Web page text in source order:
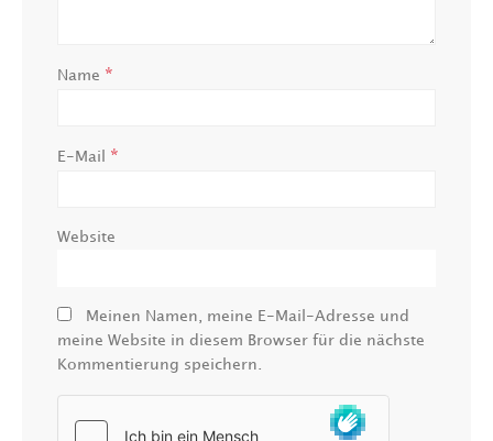
Name *
E-Mail *
Website
Meinen Namen, meine E-Mail-Adresse und
meine Website in diesem Browser für die nächste
Kommentierung speichern.